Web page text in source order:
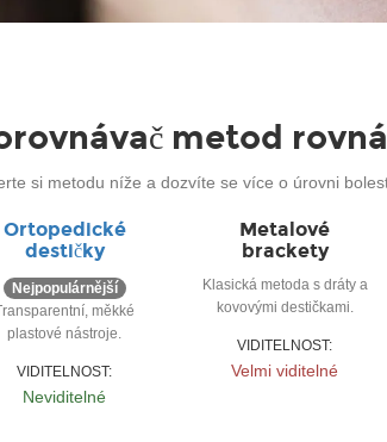
metod
si metodu níže a dozvíte se více o úrovni
Ortopedické
destičky
Nejpopulárnější
měkké
plastové nástroje.
VIDITELNOST:
Neviditelné
Metalové
brackety
Klasická metoda s dráty a
kovovými destičkami.
VIDITELNOST:
Velmi viditelné